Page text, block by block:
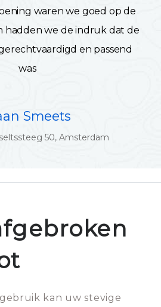
waren we goed op de
hadden we de indruk dat de
en passend
was
Smeets
50, Amsterdam
kan uw stevige